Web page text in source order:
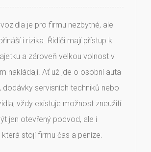
je pro firmu nezbytné, ale
i rizika. Řidiči mají přístup k
a zároveň velkou volnost v
nakládají. Ať už jde o osobní auta
dodávky servisních techniků nebo
vždy existuje možnost zneužití.
jen otevřený podvod, ale i
která stojí firmu čas a peníze.